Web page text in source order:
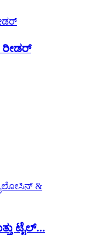
ರೀಡರ್
ಟೈಲ್...